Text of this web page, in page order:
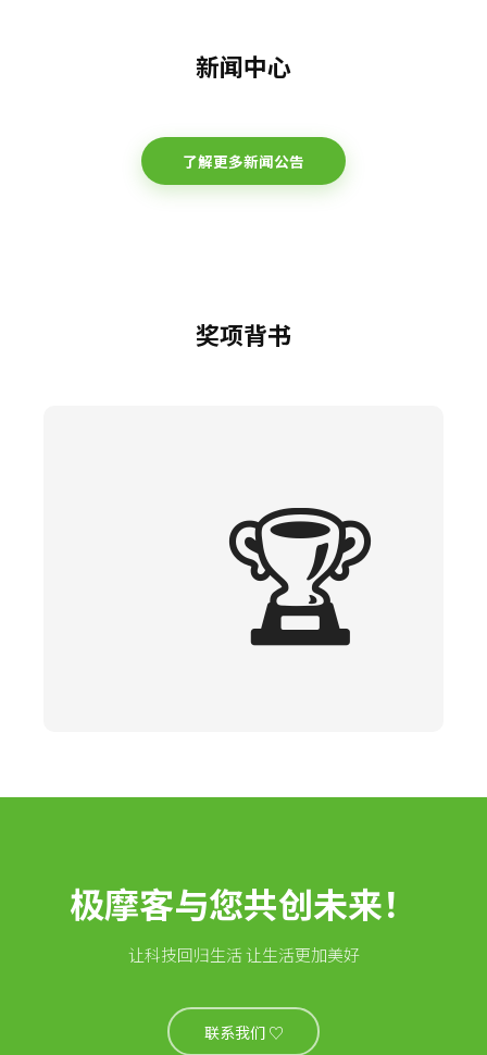
新闻中心
了解更多新闻公告
奖项背书
🏆
极摩客与您共创未来！
让科技回归生活 让生活更加美好
联系我们 ♡